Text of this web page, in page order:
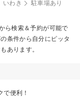
いわき 駐車場あり
ら検索＆予約が可能で
条件から自分にピッタ
あります。
便利！